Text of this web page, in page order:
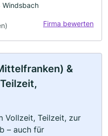
Windsbach
Firma bewerten
&
Vollzeit, Teilzeit, zur
– auch für